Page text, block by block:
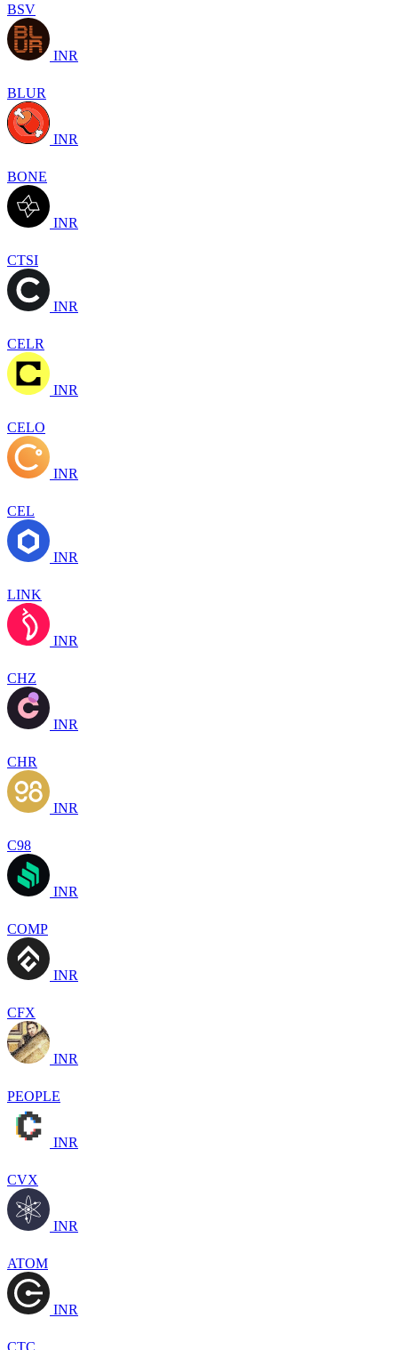
BSV
INR
BLUR
INR
BONE
INR
CTSI
INR
CELR
INR
CELO
INR
CEL
INR
LINK
INR
CHZ
INR
CHR
INR
C98
INR
COMP
INR
CFX
INR
PEOPLE
INR
CVX
INR
ATOM
INR
CTC